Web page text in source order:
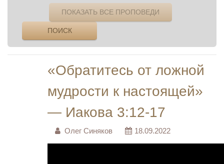
ПОКАЗАТЬ ВСЕ ПРОПОВЕДИ
ПОИСК
«Обратитесь от ложной
мудрости к настоящей»
— Иакова 3:12-17
Олег Синяков 18.09.2022